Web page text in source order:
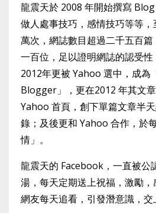
龍震天於 2008 年開始撰寫 Blog
做人處事技巧，感情技巧等等
萬次，網誌數目超過二千五百
一百位，足以證明網誌的認受
2012年更被 Yahoo 選中，成為
Blogger」，更在2012 年其文
Yahoo 首頁，創下單篇文章半
錄；及後更和 Yahoo 合作，於
情」。
龍震天的 Facebook，一直被公
湯，每天定期送上祝福，激勵
網友每天追看，引發潛意識，交